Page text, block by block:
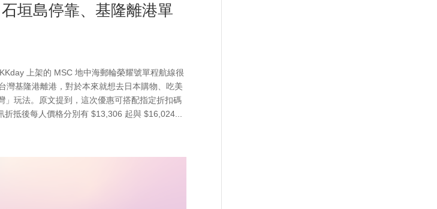
垣島停靠、基隆離港單
上架的 MSC 地中海郵輪榮耀號單程航線很
灣基隆港離港，對於本來就想去日本購物、吃美
玩法。原文提到，這次優惠可搭配指定折扣碼
抵後每人價格分別有 $13,306 起與 $16,024...